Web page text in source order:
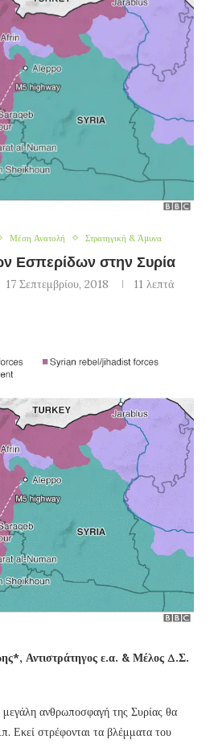
Μέση Ανατολή Στρατηγική & Άμυνα
Εσπερίδων στην Συρία
17 Σεπτεμβρίου, 2018
11 λεπτά
Αντιστράτηγος ε.α. & Μέλος Δ.Σ.
μεγάλη ανθρωποσφαγή της Συρίας θα
Εκεί στρέφονται τα βλέμματα του